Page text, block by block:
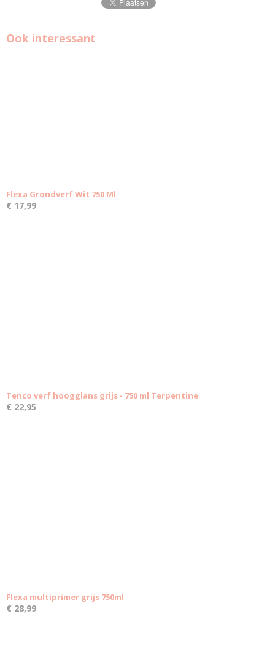
Ook interessant
Flexa Grondverf Wit 750 Ml
€ 17,99
Tenco verf hoogglans grijs - 750 ml Terpentine
€ 22,95
Flexa multiprimer grijs 750ml
€ 28,99